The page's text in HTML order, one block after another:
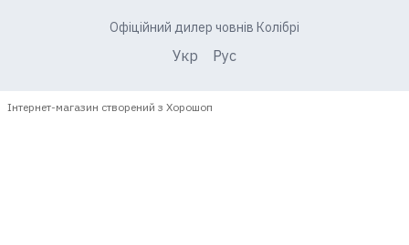
Офіційний дилер човнів Колібрі
Укр Рус
Інтернет-магазин створений з Хорошоп